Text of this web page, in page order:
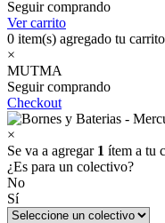
Seguir comprando
Ver carrito
0 item(s) agregado tu carrito
×
MUTMA
Seguir comprando
Checkout
×
Se va a agregar 1 ítem a tu
¿Es para un colectivo?
No
Sí